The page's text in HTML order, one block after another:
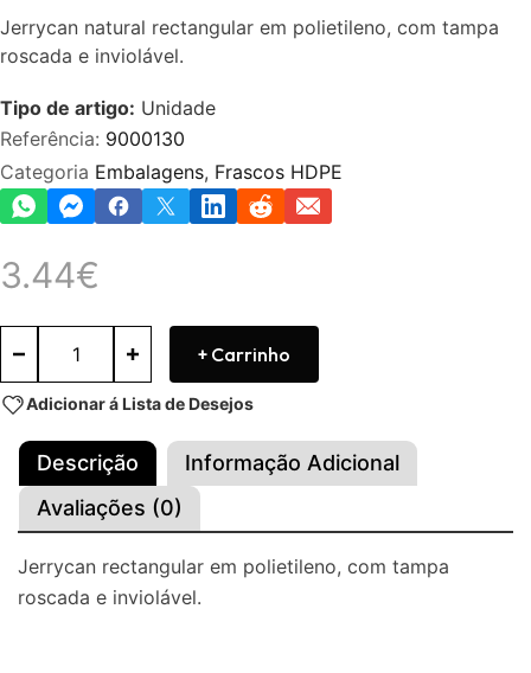
5
Jerrycan natural rectangular em polietileno, com tampa
roscada e inviolável.
Tipo de artigo: Unidade
Referência: 9000130
Categoria Embalagens, Frascos HDPE
3.44€
+ Carrinho
Adicionar á Lista de Desejos
Descrição
Informação Adicional
Avaliações (0)
Jerrycan rectangular em polietileno, com tampa
roscada e inviolável.